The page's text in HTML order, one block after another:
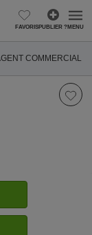
FAVORISPUBLIER ?MENU
COMMERCIAL